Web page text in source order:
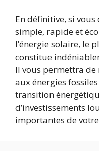
En définitive, si
simple, rapide et
l’énergie solaire, le
constitue
Il vous permettra
aux énergies
transition
d’investissements
importantes de